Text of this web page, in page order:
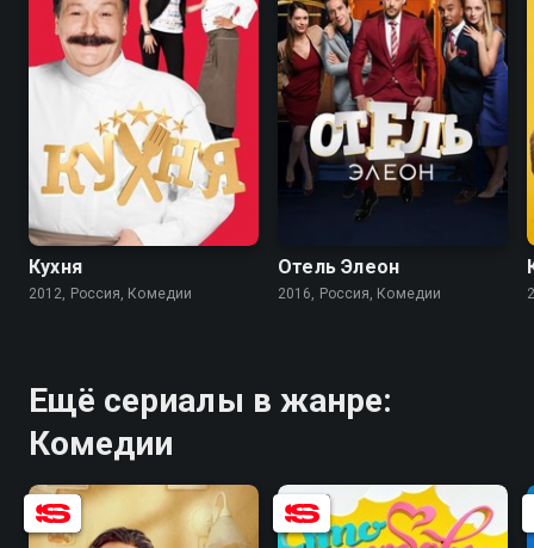
8.4
Кухня
2012, Россия, Комедии
7.6
Отель Элеон
2016, Россия, Комедии
Ещё сериалы в жанре:
Комедии